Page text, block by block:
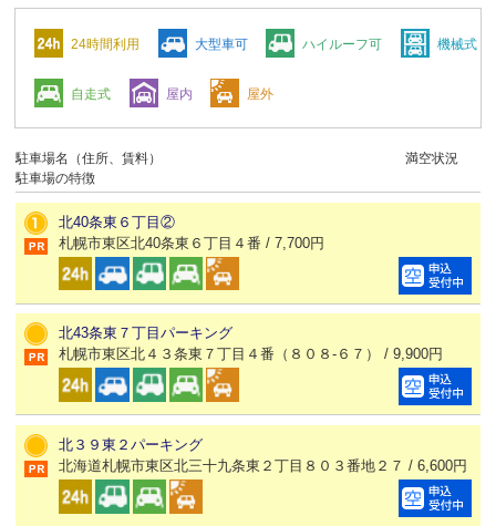
24時間利用 大型車可 ハイルーフ可 機械式
自走式 屋内 屋外
駐車場名（住所、賃料）
駐車場の特徴
満空状況
北40条東６丁目②
札幌市東区北40条東６丁目４番 / 7,700円
北43条東７丁目パーキング
札幌市東区北４３条東７丁目４番（８０８-６７） / 9,900円
北３９東２パーキング
北海道札幌市東区北三十九条東２丁目８０３番地２７ / 6,600円